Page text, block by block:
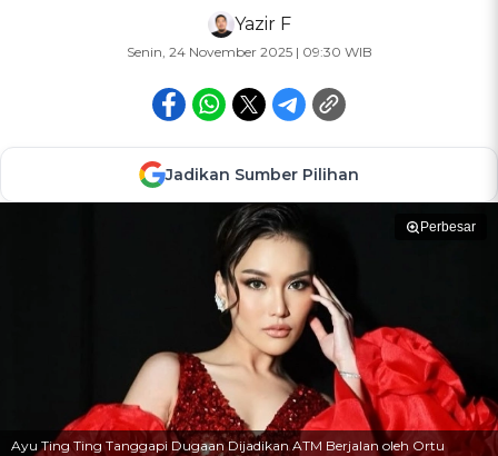
Yazir F
Senin, 24 November 2025 | 09:30 WIB
Jadikan Sumber Pilihan
Perbesar
Ayu Ting Ting Tanggapi Dugaan Dijadikan ATM Berjalan oleh Ortu